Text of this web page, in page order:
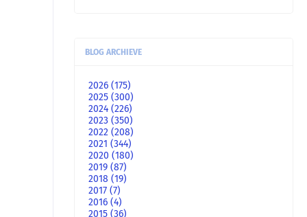
BLOG ARCHIEVE
2026 (175)
2025 (300)
2024 (226)
2023 (350)
2022 (208)
2021 (344)
2020 (180)
2019 (87)
2018 (19)
2017 (7)
2016 (4)
2015 (36)